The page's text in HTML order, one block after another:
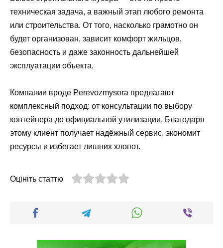
техническая задача, а важный этап любого ремонта
или строительства. От того, насколько грамотно он
будет организован, зависит комфорт жильцов,
безопасность и даже законность дальнейшей
эксплуатации объекта.
Компании вроде Perevozmysora предлагают
комплексный подход: от консультации по выбору
контейнера до официальной утилизации. Благодаря
этому клиент получает надёжный сервис, экономит
ресурсы и избегает лишних хлопот.
Оцініть статтю